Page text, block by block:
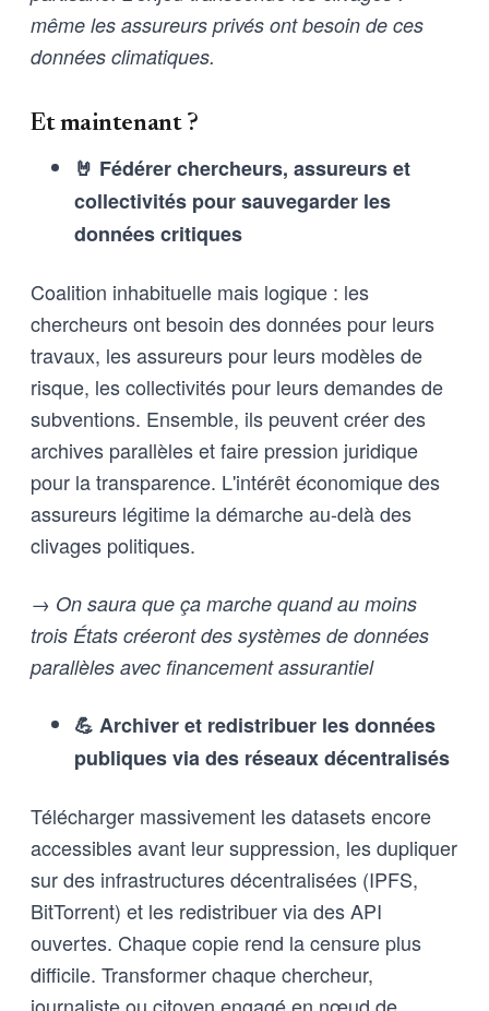
même les assureurs privés ont besoin de ces
données climatiques.
Et maintenant ?
🤘 Fédérer chercheurs, assureurs et
collectivités pour sauvegarder les
données critiques
Coalition inhabituelle mais logique : les
chercheurs ont besoin des données pour leurs
travaux, les assureurs pour leurs modèles de
risque, les collectivités pour leurs demandes de
subventions. Ensemble, ils peuvent créer des
archives parallèles et faire pression juridique
pour la transparence. L'intérêt économique des
assureurs légitime la démarche au-delà des
clivages politiques.
→ On saura que ça marche quand au moins
trois États créeront des systèmes de données
parallèles avec financement assurantiel
💪 Archiver et redistribuer les données
publiques via des réseaux décentralisés
Télécharger massivement les datasets encore
accessibles avant leur suppression, les dupliquer
sur des infrastructures décentralisées (IPFS,
BitTorrent) et les redistribuer via des API
ouvertes. Chaque copie rend la censure plus
difficile. Transformer chaque chercheur,